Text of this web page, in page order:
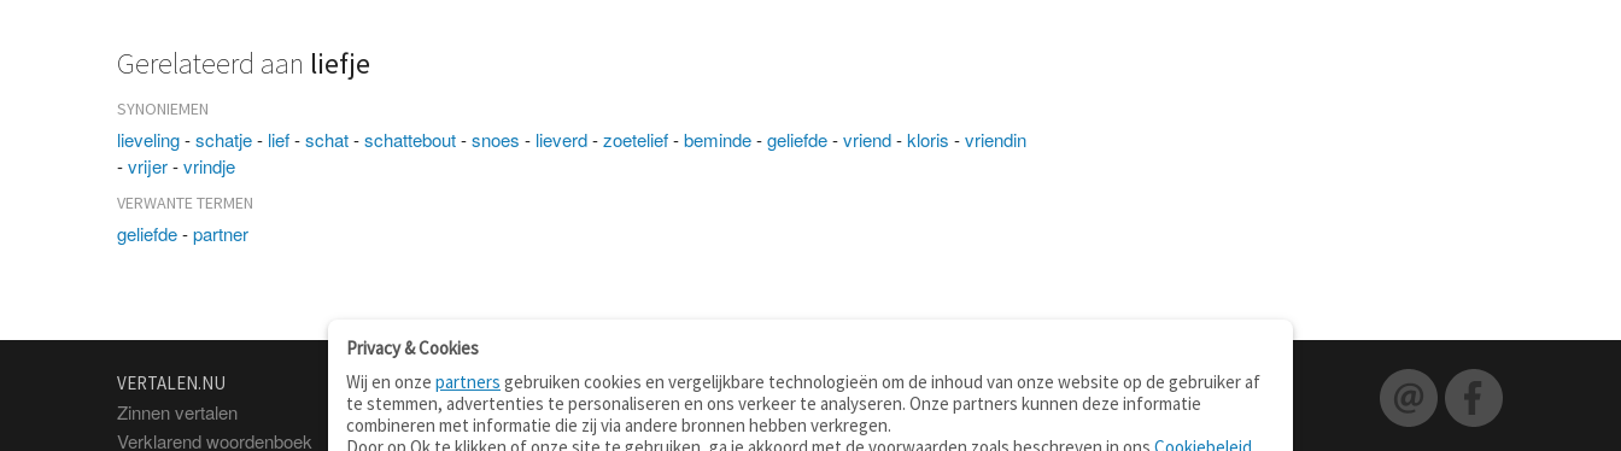
Gerelateerd aan liefje
SYNONIEMEN
lieveling-schatje- lief-schat-schattebout-snoes - lieverd-zoetelief-beminde-geliefde-vriend-kloris -vriendin
-vrijer-vrindje
VERWANTE TERMEN
geliefde-partner
VERTALEN.NU
Zinnen vertalen
Verklarend woordenboek
OVER
Over deze site
Contact
TOOLS
Apps
Mobiel
WOORDENBOEKEN
Nederlands - Engels
Nederlands - Duits
Privacy & Cookies
Wij en onze partners gebruiken cookies en vergelijkbare technologieën om de inhoud van onze website op de gebruiker af
te stemmen, advertenties te personaliseren en ons verkeer te analyseren. Onze partners kunnen deze informatie
combineren met informatie die zij via andere bronnen hebben verkregen.